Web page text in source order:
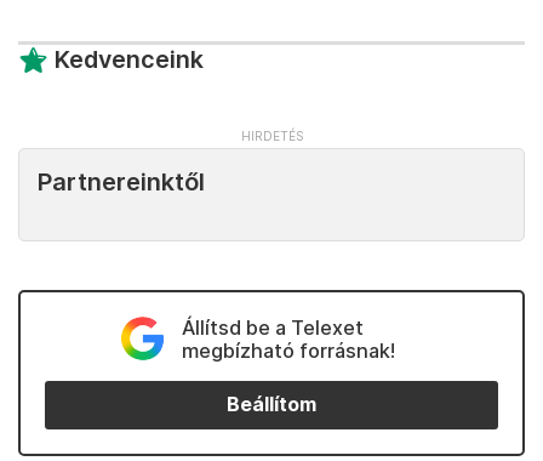
Kedvenceink
Partnereinktől
Állítsd be a Telexet
megbízható forrásnak!
Beállítom